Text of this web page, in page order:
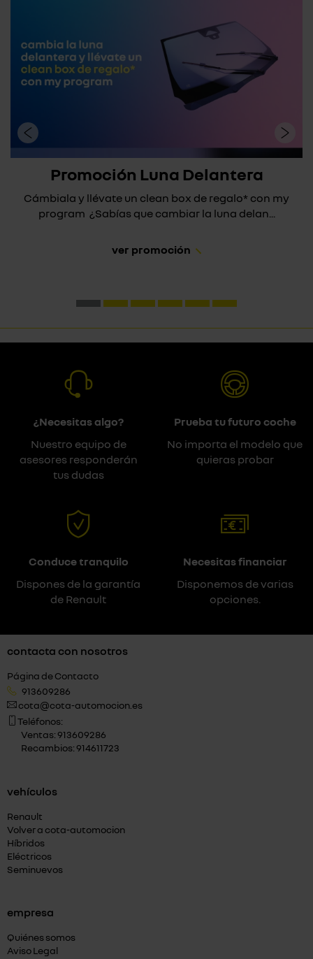
Promoción Luna Delantera
Cámbiala y llévate un clean box de regalo* con my
program ¿Sabías que cambiar la luna delan...
ver promoción
¿Necesitas algo?
Nuestro equipo de
asesores responderán
tus dudas
Prueba tu futuro coche
No importa el modelo que
quieras probar
Conduce tranquilo
Dispones de la garantía
de Renault
Necesitas financiar
Disponemos de varias
opciones.
contacta con nosotros
Página de Contacto
913609286
cota@cota-automocion.es
Teléfonos:
Ventas: 913609286
Recambios: 914611723
vehículos
Renault
Volver a cota-automocion
Híbridos
Eléctricos
Seminuevos
empresa
Quiénes somos
Aviso Legal